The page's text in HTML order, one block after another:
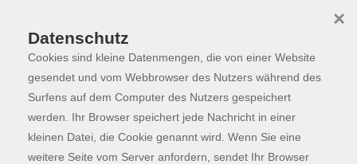
Skip to main content
Programm
Der Kurs konnte nicht gefunden werden.
Datenschutz
Cookies sind kleine Datenmengen, die von einer Website
gesendet und vom Webbrowser des Nutzers während des
Surfens auf dem Computer des Nutzers gespeichert
werden. Ihr Browser speichert jede Nachricht in einer
kleinen Datei, die Cookie genannt wird. Wenn Sie eine
weitere Seite vom Server anfordern, sendet Ihr Browser
×